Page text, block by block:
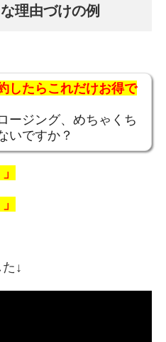
理由づけの例
したらこれだけお得で
ージング、めちゃくち
いですか？
↓